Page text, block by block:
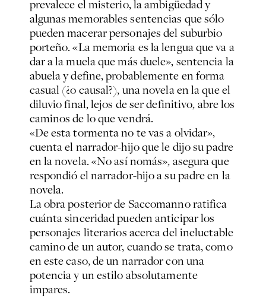
prevalece el misterio, la ambigüedad y
algunas memorables sentencias que sólo
pueden macerar personajes del suburbio
porteño. «La memoria es la lengua que va a
dar a la muela que más duele», sentencia la
abuela y define, probablemente en forma
casual (¿o causal?), una novela en la que el
diluvio final, lejos de ser definitivo, abre los
caminos de lo que vendrá.
«De esta tormenta no te vas a olvidar»,
cuenta el narrador-hijo que le dijo su padre
en la novela. «No así nomás», asegura que
respondió el narrador-hijo a su padre en la
novela.
La obra posterior de Saccomanno ratifica
cuánta sinceridad pueden anticipar los
personajes literarios acerca del ineluctable
camino de un autor, cuando se trata, como
en este caso, de un narrador con una
potencia y un estilo absolutamente
impares.